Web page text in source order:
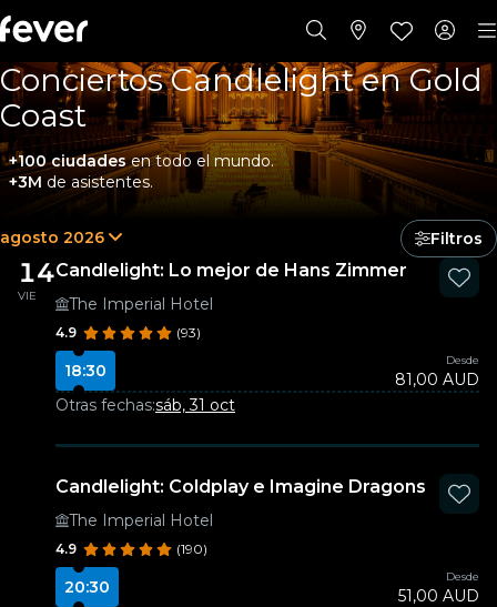
Conciertos Candlelight en Gold
Coast
+100 ciudadesen todo el mundo.
+3M de asistentes.
agosto 2026 Filtros
14
VIE
Candlelight: Lo mejor de Hans Zimmer
The Imperial Hotel
4.9 (93)
18:30
Desde
81,00 AUD
Otras fechas:sáb, 31 oct
Candlelight: Coldplay e Imagine Dragons
The Imperial Hotel
4.9 (190)
20:30
Desde
51,00 AUD